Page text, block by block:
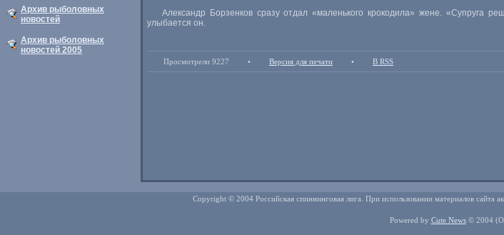
Архив рыболовных
новостей
Архив рыболовных
новостей 2005
Александр Борзенков сразу отдал «маленького крокодила» жене. «Супруга
улыбается он.
Просмотрели 9227 • Версия для печати • В RSS
Copyright © 2004 Российская спиннинговая лига. При использовании материалов сайта
Powered by Cute News© 2004